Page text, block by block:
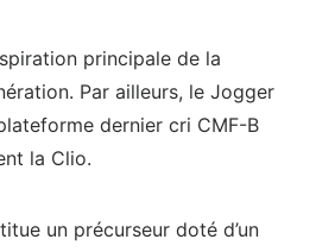
principale de la
Par ailleurs, le Jogger
dernier cri CMF-B
la Clio.
un précurseur doté d’un